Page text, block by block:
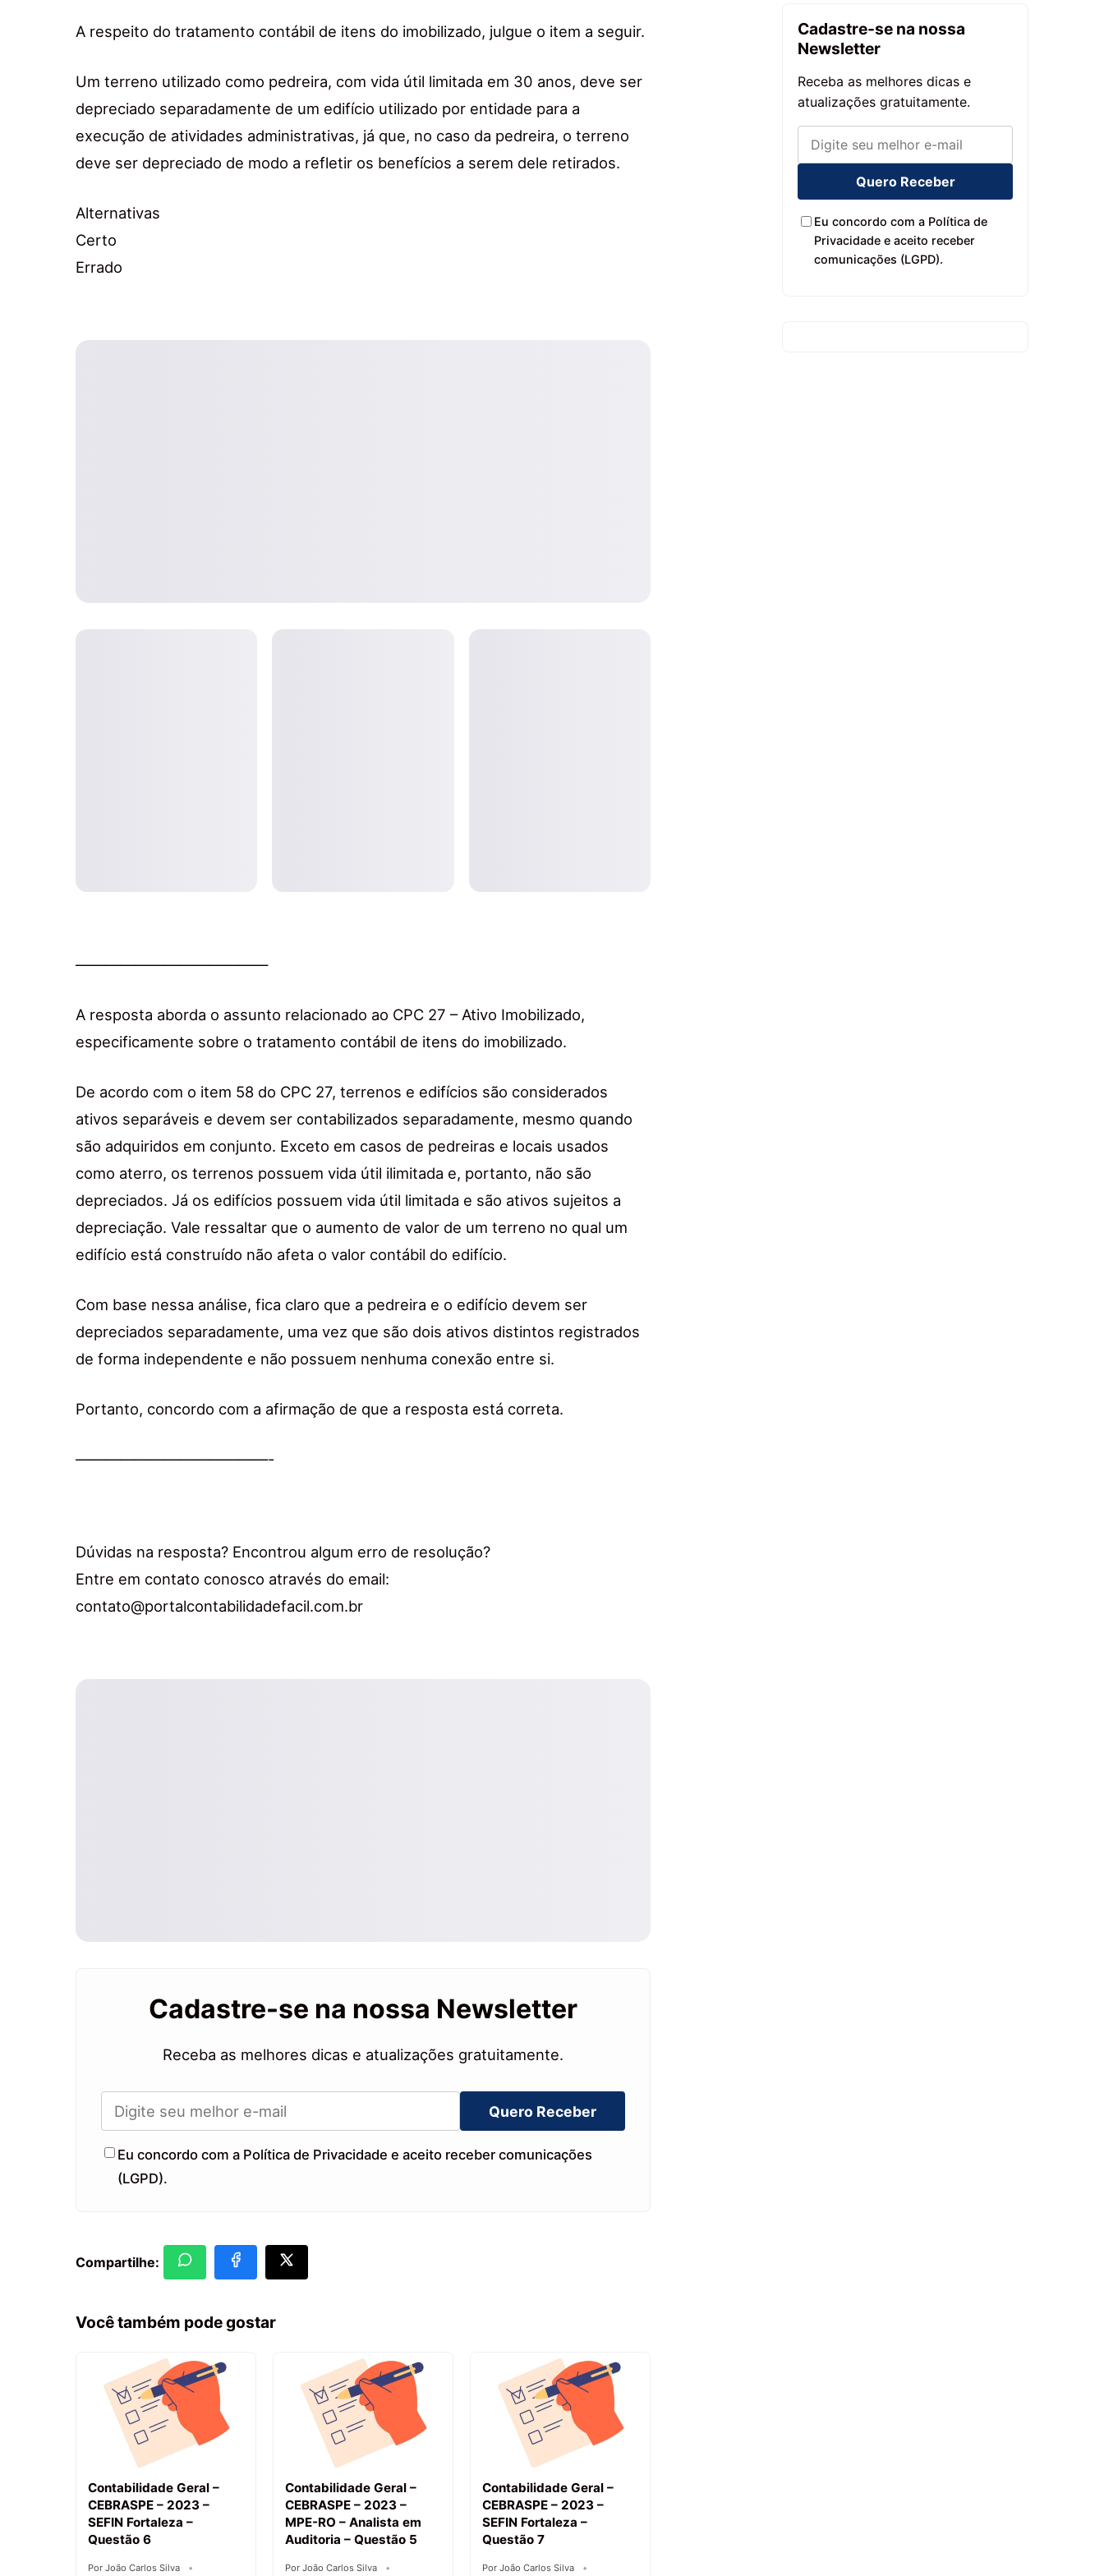
A respeito do tratamento contábil de itens do imobilizado, julgue o item a seguir.
Um terreno utilizado como pedreira, com vida útil limitada em 30 anos, deve ser
depreciado separadamente de um edifício utilizado por entidade para a
execução de atividades administrativas, já que, no caso da pedreira, o terreno
deve ser depreciado de modo a refletir os benefícios a serem dele retirados.
Alternativas
Certo
Errado
—————————————
A resposta aborda o assunto relacionado ao CPC 27 – Ativo Imobilizado,
especificamente sobre o tratamento contábil de itens do imobilizado.
De acordo com o item 58 do CPC 27, terrenos e edifícios são considerados
ativos separáveis e devem ser contabilizados separadamente, mesmo quando
são adquiridos em conjunto. Exceto em casos de pedreiras e locais usados
como aterro, os terrenos possuem vida útil ilimitada e, portanto, não são
depreciados. Já os edifícios possuem vida útil limitada e são ativos sujeitos a
depreciação. Vale ressaltar que o aumento de valor de um terreno no qual um
edifício está construído não afeta o valor contábil do edifício.
Com base nessa análise, fica claro que a pedreira e o edifício devem ser
depreciados separadamente, uma vez que são dois ativos distintos registrados
de forma independente e não possuem nenhuma conexão entre si.
Portanto, concordo com a afirmação de que a resposta está correta.
—————————————-
Dúvidas na resposta? Encontrou algum erro de resolução?
Entre em contato conosco através do email:
contato@portalcontabilidadefacil.com.br
Cadastre-se na nossa Newsletter
Receba as melhores dicas e atualizações gratuitamente.
Quero Receber
Eu concordo com a Política de Privacidade e aceito receber comunicações
(LGPD).
Compartilhe:
Você também pode gostar
Contabilidade Geral –
CEBRASPE – 2023 –
SEFIN Fortaleza –
Questão 6
Por João Carlos Silva
Contabilidade Geral –
CEBRASPE – 2023 –
MPE-RO – Analista em
Auditoria – Questão 5
Por João Carlos Silva
Contabilidade Geral –
CEBRASPE – 2023 –
SEFIN Fortaleza –
Questão 7
Por João Carlos Silva
Cadastre-se na nossa
Newsletter
Receba as melhores dicas e
atualizações gratuitamente.
Quero Receber
Eu concordo com a Política de
Privacidade e aceito receber
comunicações (LGPD).